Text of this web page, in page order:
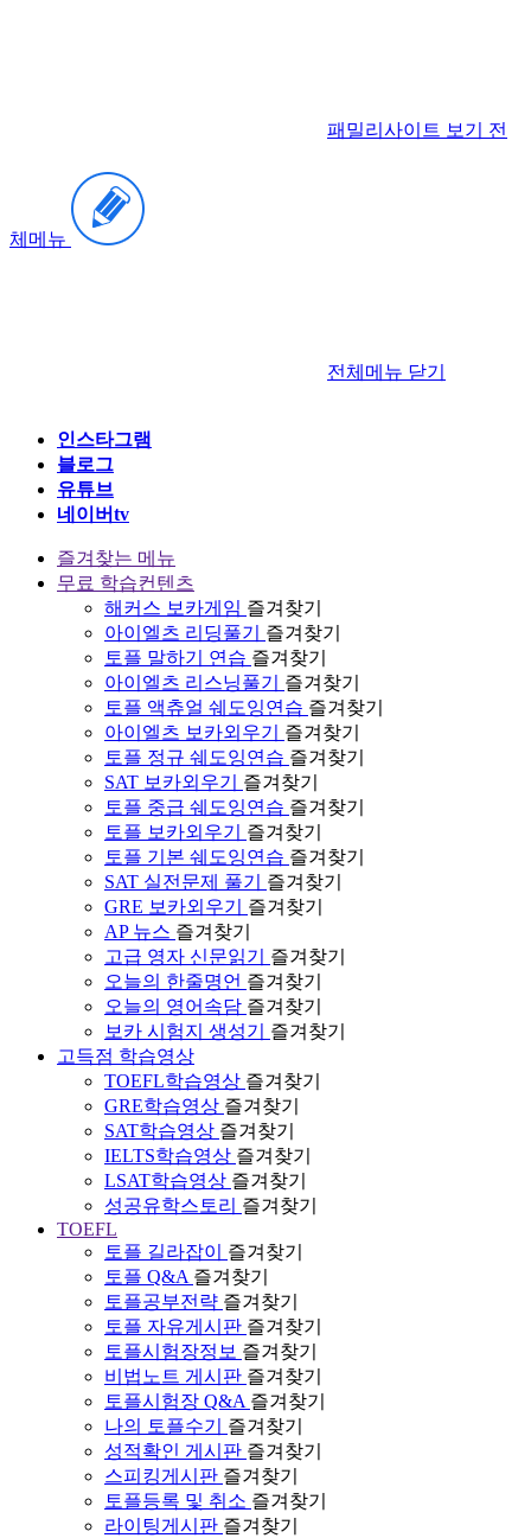
패밀리사이트 보기 전
체메뉴
전체메뉴 닫기
인스타그램
블로그
유튜브
네이버tv
즐겨찾는 메뉴
무료 학습컨텐츠
해커스 보카게임 즐겨찾기
아이엘츠 리딩풀기
즐겨찾기
토플 말하기 연습 즐겨찾기
아이엘츠 리스닝풀기
즐겨찾기
토플 액츄얼 쉐도잉연습 즐겨찾기
아이엘츠 보카외우기
즐겨찾기
토플 정규 쉐도잉연습 즐겨찾기
SAT 보카외우기
즐겨찾기
토플 중급 쉐도잉연습 즐겨찾기
토플 보카외우기
즐겨찾기
토플 기본 쉐도잉연습 즐겨찾기
SAT 실전문제 풀기
즐겨찾기
GRE 보카외우기
즐겨찾기
AP 뉴스 즐겨찾기
고급 영자 신문읽기
즐겨찾기
오늘의 한줄명언 즐겨찾기
오늘의 영어속담 즐겨찾기
보카 시험지 생성기
즐겨찾기
고득점 학습영상
TOEFL학습영상 즐겨찾기
GRE학습영상 즐겨찾기
SAT학습영상 즐겨찾기
IELTS학습영상 즐겨찾기
LSAT학습영상 즐겨찾기
성공유학스토리 즐겨찾기
TOEFL
토플 길라잡이
즐겨찾기
토플 Q&A 즐겨찾기
토플공부전략 즐겨찾기
토플 자유게시판 즐겨찾기
토플시험장정보 즐겨찾기
비법노트 게시판 즐겨찾기
토플시험장 Q&A 즐겨찾기
나의 토플수기
즐겨찾기
성적확인 게시판 즐겨찾기
스피킹게시판 즐겨찾기
토플등록 및 취소 즐겨찾기
라이팅게시판 즐겨찾기